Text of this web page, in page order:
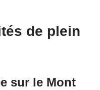
de plein
sur le Mont